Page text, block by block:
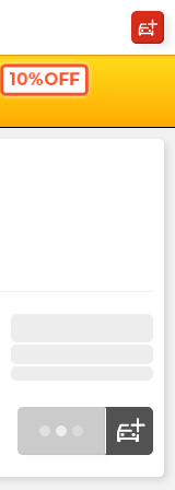
10%OFF
shopping_cart